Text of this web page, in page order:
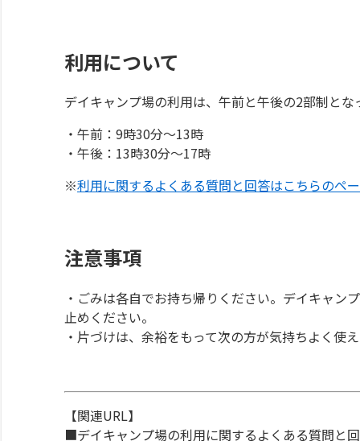
利用について
デイキャンプ場の利用は、午前と午後の2部制とな
・午前：9時30分～13時
・午後：13時30分～17時
※利用に関するよくある質問と回答はこちらのペ
注意事項
・ごみは各自でお持ち帰りください。デイキャン
止めください。
・片づけは、余裕をもって次の方が気持ちよく使
【関連URL】
■デイキャンプ場の利用に関するよくある質問と